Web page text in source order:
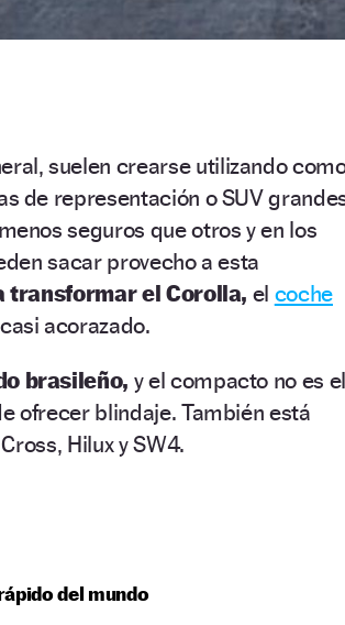
suelen crearse utilizando
de representación o SUV
seguros que otros y en los
sacar provecho a esta
transformar el Corolla, el coche
acorazado.
brasileño, y el compacto no es el
ofrecer blindaje. También está
Hilux y SW4.
del mundo